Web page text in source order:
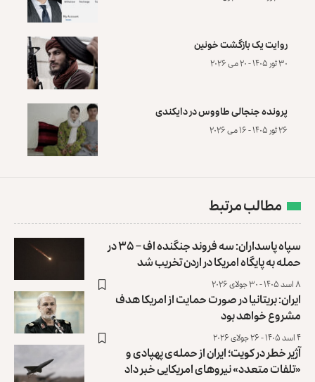
روایت یک بازگشت خونین
۳۰ ثور ۱۴۰۵ - ۲۰ می ۲۰۲۶
پرونده‌ جنجالی طاووس در دایکندی
۲۶ ثور ۱۴۰۵ - ۱۶ می ۲۰۲۶
مطالب مرتبط
سپاه پاسداران: سه فروند جنگنده اف – ۳۵ در
حمله به پایگاه امریکا در اردن تخریب شد
۸ اسد ۱۴۰۵ - ۳۰ جولای ۲۰۲۶
ایران: بریتانیا در صورت حمایت از امریکا هدف
مشروع خواهد بود
۴ اسد ۱۴۰۵ - ۲۶ جولای ۲۰۲۶
آژیر خطر در کویت؛ ایران از حمله‌ی پهپادی و
«تلفات متعدد» نیروهای امریکایی خبر داد